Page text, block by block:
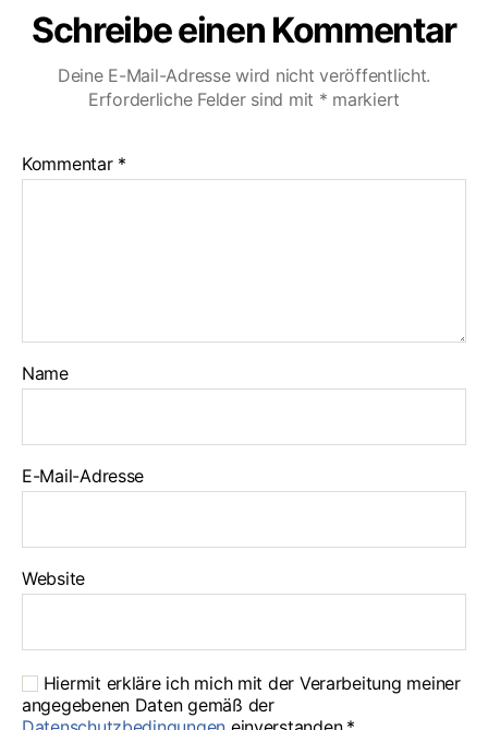
Schreibe einen Kommentar
Deine E-Mail-Adresse wird nicht veröffentlicht.
Erforderliche Felder sind mit * markiert
Kommentar *
Name
E-Mail-Adresse
Website
Hiermit erkläre ich mich mit der Verarbeitung meiner
angegebenen Daten gemäß der